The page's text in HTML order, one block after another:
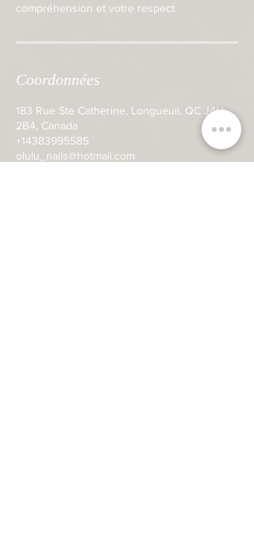
compréhension et votre respect.
Coordonnées
183 Rue Ste Catherine, Longueuil, QC J4H
2B4, Canada
+14383995585
olulu_nails@hotmail.com